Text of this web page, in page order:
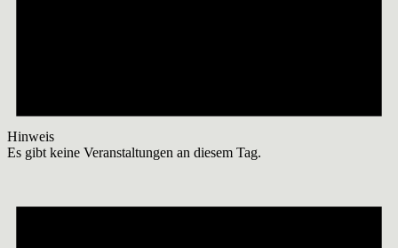
Hinweis
Es gibt keine Veranstaltungen an diesem Tag.